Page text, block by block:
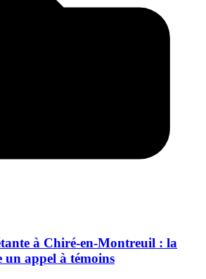
à Chiré-en-Montreuil : la
un appel à témoins